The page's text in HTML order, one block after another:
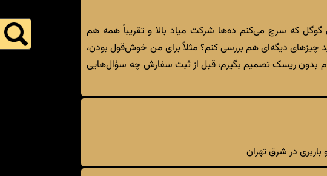
که سرچ می‌کنم ده‌ها شرکت میاد بالا و تقریباً همه هم
چیزهای دیگه‌ای هم بررسی کنم؟ مثلاً برای من خوش‌قول بودن،
بدون ریسک تصمیم بگیرم، قبل از ثبت سفارش چه سؤال‌هایی
در شرق تهران